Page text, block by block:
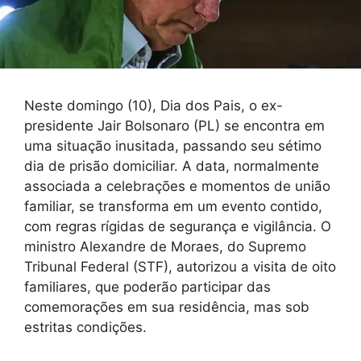
Neste domingo (10), Dia dos Pais, o ex-
presidente Jair Bolsonaro (PL) se encontra em
uma situação inusitada, passando seu sétimo
dia de prisão domiciliar. A data, normalmente
associada a celebrações e momentos de união
familiar, se transforma em um evento contido,
com regras rígidas de segurança e vigilância. O
ministro Alexandre de Moraes, do Supremo
Tribunal Federal (STF), autorizou a visita de oito
familiares, que poderão participar das
comemorações em sua residência, mas sob
estritas condições.